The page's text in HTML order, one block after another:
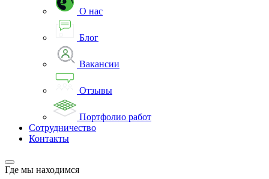
О нас
Блог
Вакансии
Отзывы
Портфолио работ
Сотрудничество
Контакты
Где мы находимся